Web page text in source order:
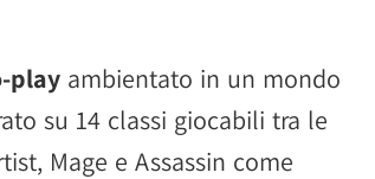
play ambientato in un mondo
su 14 classi giocabili tra le
Mage e Assassin come